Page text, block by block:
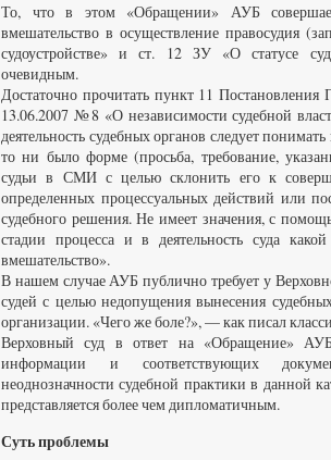
То, что в этом «Обращении» АУБ
вмешательство в осуществление правосудия
судоустройстве» и ст. 12 ЗУ «О статусе
очевидным.
Достаточно прочитать пункт 11 Постановления
13.06.2007 №8 «О независимости судебной
деятельность судебных органов следует
то ни было форме (просьба, требование,
судьи в СМИ с целью склонить его к
определенных процессуальных действий или
судебного решения. Не имеет значения, с
стадии процесса и в деятельность суда
вмешательство».
В нашем случае АУБ публично требует у
судей с целью недопущения вынесения
организации. «Чего же боле?», — как писал
Верховный суд в ответ на «Обращение»
информации и соответствующих
неоднозначности судебной практики в данной
представляется более чем дипломатичным.
Суть проблемы